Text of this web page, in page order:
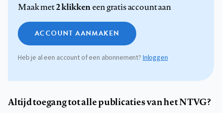
Maak met2 klikkeneen gratis account aan
ACCOUNT AANMAKEN
Heb je al een account of een abonnement? Inloggen
Altijd toegang tot alle publicaties van het NTVG?